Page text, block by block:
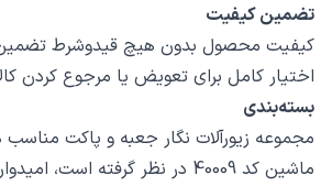
تضمین کیفیت
کیفیت محصول بدون هیچ قیدوشرط
اختیار کامل برای تعویض یا مرجوع کردن
بسته‌بندی
مجموعه زیورآلات نگار جعبه و پاکت مناسب
ماشین کد 40009 در نظر گرفته است،